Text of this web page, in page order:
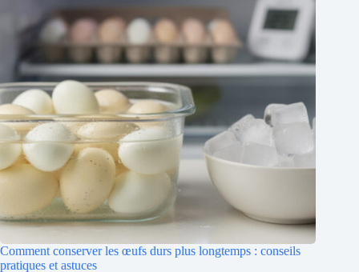
Comment conserver les œufs durs plus longtemps : conseils
pratiques et astuces